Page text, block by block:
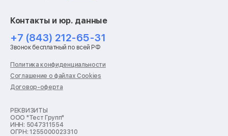
Ремонт роботов-пылесосов
Ремонт холодильников
Ремонт стиральных машин
Ремонт пылесосов
Ремонт варочных панелей
Ремонт духовых шкафов
Ремонт кондиционеров
Ремонт кухонных комбайнов
Ремонт морозильных камер
Ремонт отпаривателей
Ремонт плоттеров
Контакты и юр. данные
+7 (843) 212-65-31
Звонок бесплатный по всей РФ
Политика конфиденциальности
Соглашение о файлах Cookies
Договор-оферта
РЕКВИЗИТЫ
ООО "Тест Групп"
ИНН: 5047311554
ОГРН: 1255000023310